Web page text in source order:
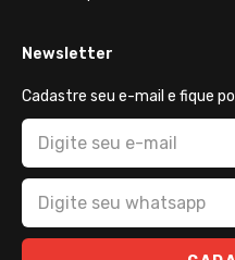
Newsletter
Cadastre seu e-mail e fique